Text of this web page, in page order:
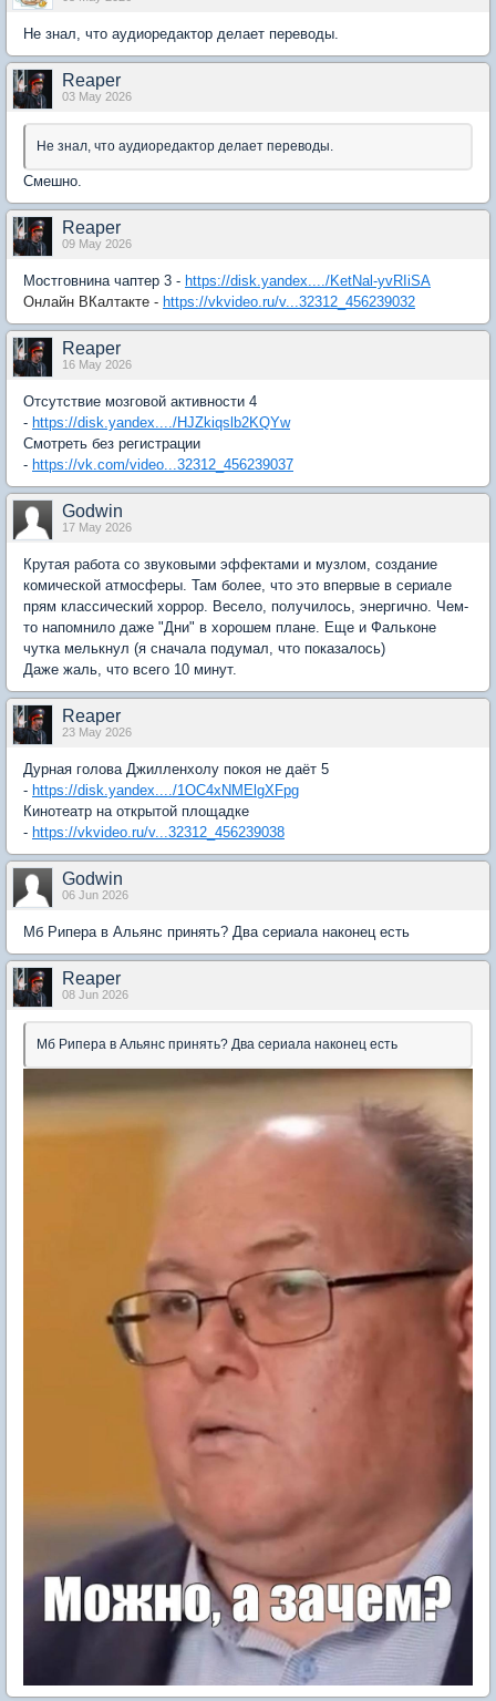
Не знал, что аудиоредактор делает переводы.
Reaper
03 May 2026
Не знал, что аудиоредактор делает переводы.
Смешно.
Reaper
09 May 2026
Мостговнина чаптер 3 - https://disk.yandex..../KetNal-yvRIiSA
Онлайн ВКалтакте - https://vkvideo.ru/v...32312_456239032
Reaper
16 May 2026
Отсутствие мозговой активности 4
- https://disk.yandex..../HJZkiqslb2KQYw
Смотреть без регистрации
- https://vk.com/video...32312_456239037
Godwin
17 May 2026
Крутая работа со звуковыми эффектами и музлом, создание
комической атмосферы. Там более, что это впервые в сериале
прям классический хоррор. Весело, получилось, энергично. Чем-
то напомнило даже "Дни" в хорошем плане. Еще и Фальконе
чутка мелькнул (я сначала подумал, что показалось)
Даже жаль, что всего 10 минут.
Reaper
23 May 2026
Дурная голова Джилленхолу покоя не даёт 5
- https://disk.yandex..../1OC4xNMElgXFpg
Кинотеатр на открытой площадке
- https://vkvideo.ru/v...32312_456239038
Godwin
06 Jun 2026
Мб Рипера в Альянс принять? Два сериала наконец есть
Reaper
08 Jun 2026
Мб Рипера в Альянс принять? Два сериала наконец есть